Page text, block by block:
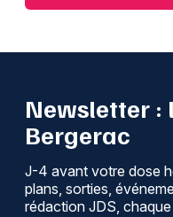
Newsletter :
Bergerac
J-4 avant votre dose
plans, sorties,
rédaction JDS, chaque